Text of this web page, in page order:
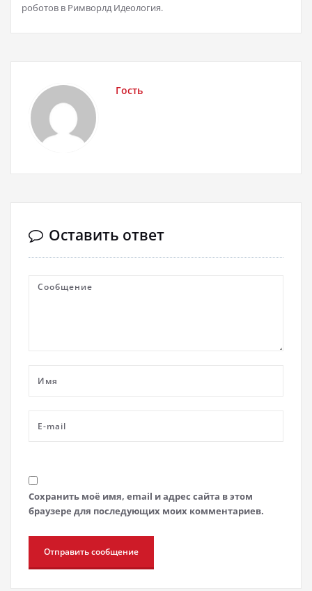
роботов в Римворлд Идеология.
Гость
Оставить ответ
Сохранить моё имя, email и адрес сайта в этом
браузере для последующих моих комментариев.